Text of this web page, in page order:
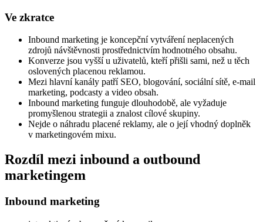
Ve zkratce
Inbound marketing je koncepční vytváření neplacených
zdrojů návštěvnosti prostřednictvím hodnotného obsahu.
Konverze jsou vyšší u uživatelů, kteří přišli sami, než u těch
oslovených placenou reklamou.
Mezi hlavní kanály patří SEO, blogování, sociální sítě, e-mail
marketing, podcasty a video obsah.
Inbound marketing funguje dlouhodobě, ale vyžaduje
promyšlenou strategii a znalost cílové skupiny.
Nejde o náhradu placené reklamy, ale o její vhodný doplněk
v marketingovém mixu.
Rozdíl mezi inbound a outbound
marketingem
Inbound marketing